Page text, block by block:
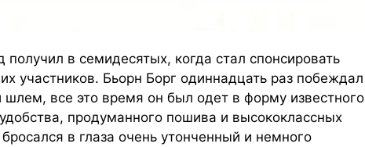
в семидесятых, когда стал спонсировать
участников. Бьорн Борг одиннадцать раз побеждал
все это время он был одет в форму известного
продуманного пошива и высококлассных
в глаза очень утонченный и немного